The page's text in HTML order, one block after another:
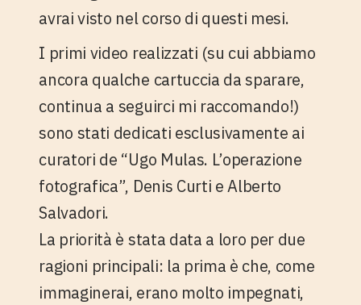
avrai visto nel corso di questi mesi.
I primi video realizzati (su cui abbiamo
ancora qualche cartuccia da sparare,
continua a seguirci mi raccomando!)
sono stati dedicati esclusivamente ai
curatori de “Ugo Mulas. L’operazione
fotografica”, Denis Curti eAlberto
Salvadori.
La priorità è stata data a loro per due
ragioni principali: la prima è che, come
immaginerai, erano molto impegnati,